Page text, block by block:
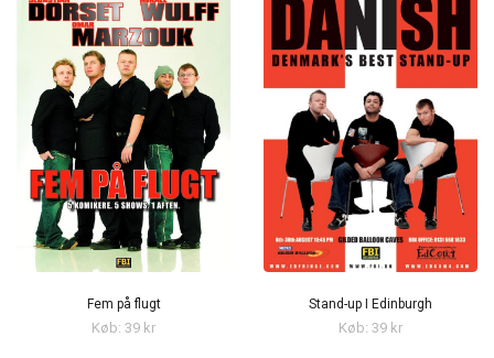
Fem på flugt
Køb: 39 kr
Stand-up I Edinburgh
Køb: 39 kr